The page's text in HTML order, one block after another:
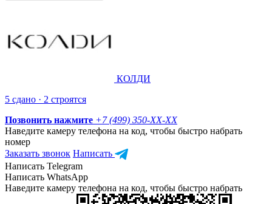
КОЛДИ
5 сдано · 2 строятся
Позвонить нажмите +7 (499) 350-XX-XX
Наведите камеру телефона на код, чтобы быстро набрать
номер
Заказать звонок Написать
Написать Telegram
Написать WhatsApp
Наведите камеру телефона на код, чтобы быстро набрать